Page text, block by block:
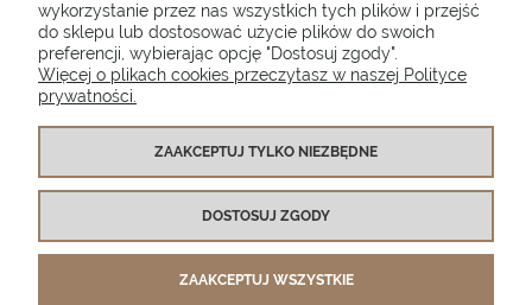
Poduszki ogrodowe Setgarden.com | Lubelska 1A, 10-409 Olsztyn |
NIP: 7391986025
(+48) 885 281 885 biuro@setgarden.com
FACEBOOK PINTEREST
INSTAGRAM
wykorzystanie przez nas wszystkich tych plików i przejść
do sklepu lub dostosować użycie plików do swoich
preferencji, wybierając opcję "Dostosuj zgody".
Więcej o plikach cookies przeczytasz w naszej Polityce
prywatności.
ZAAKCEPTUJ TYLKO NIEZBĘDNE
DOSTOSUJ ZGODY
ZAAKCEPTUJ WSZYSTKIE